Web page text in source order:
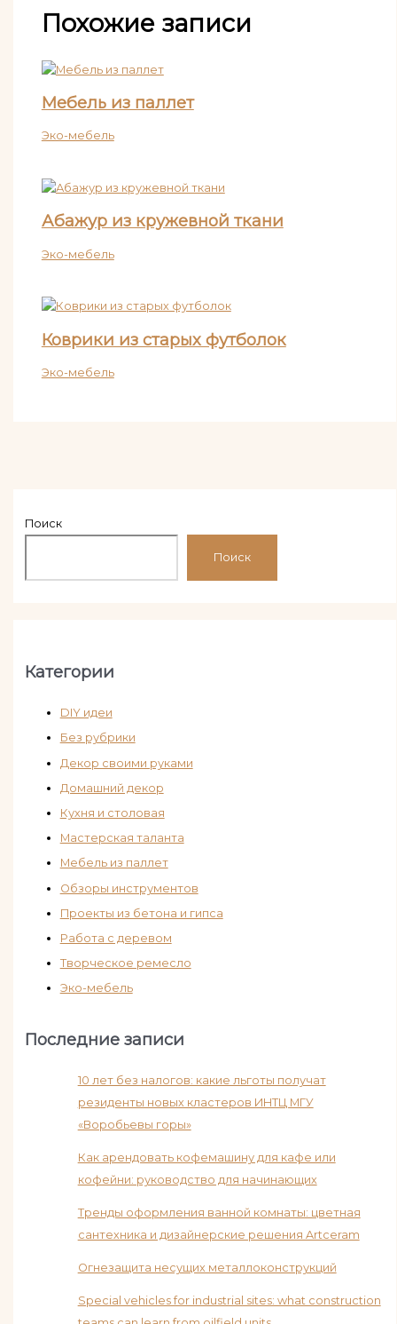
Поиск
Поиск
Категории
DIY идеи
Без рубрики
Декор своими руками
Домашний декор
Кухня и столовая
Мастерская таланта
Мебель из паллет
Обзоры инструментов
Проекты из бетона и гипса
Работа с деревом
Творческое ремесло
Эко-мебель
Последние записи
10 лет без налогов: какие льготы получат
резиденты новых кластеров ИНТЦ МГУ
«Воробьевы горы»
Как арендовать кофемашину для кафе или
кофейни: руководство для начинающих
Тренды оформления ванной комнаты: цветная
сантехника и дизайнерские решения Artceram
Огнезащита несущих металлоконструкций
Special vehicles for industrial sites: what construction
Похожие записи
Мебель из паллет
Эко-мебель
Абажур из кружевной ткани
Эко-мебель
Коврики из старых футболок
Эко-мебель